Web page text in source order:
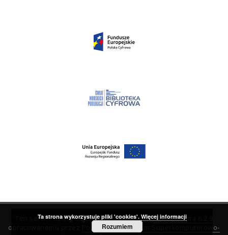
Ten serwis działa dzięki oprogramowaniuDInGO dLibra 6.2.9
opracowanemu przez
Poznańskie Centrum Superkomputerowo-
Ta strona wykorzystuje pliki 'cookies'. Więcej informacji
Rozumiem